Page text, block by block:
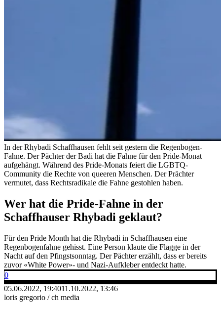
In der Rhybadi Schaffhausen fehlt seit gestern die Regenbogen-
Fahne. Der Pächter der Badi hat die Fahne für den Pride-Monat
aufgehängt. Während des Pride-Monats feiert die LGBTQ-
Community die Rechte von queeren Menschen. Der Prächter
vermutet, dass Rechtsradikale die Fahne gestohlen haben.
Wer hat die Pride-Fahne in der
Schaffhauser Rhybadi geklaut?
Für den Pride Month hat die Rhybadi in Schaffhausen eine
Regenbogenfahne gehisst. Eine Person klaute die Flagge in der
Nacht auf den Pfingstsonntag. Der Pächter erzählt, dass er bereits
zuvor «White Power»- und Nazi-Aufkleber entdeckt hatte.
0
05.06.2022, 19:4011.10.2022, 13:46
loris gregorio / ch media